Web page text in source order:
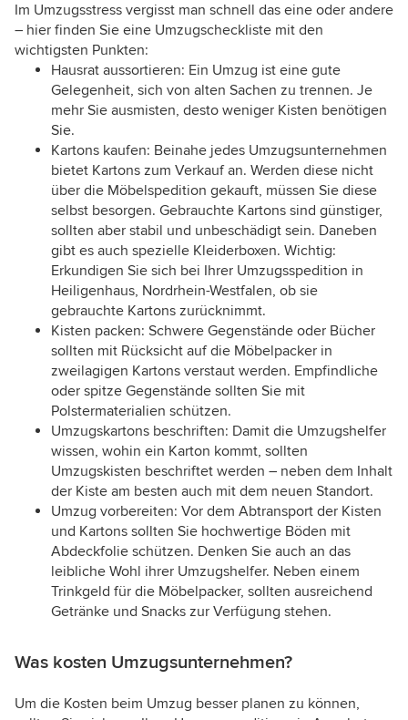
Im Umzugsstress vergisst man schnell das eine oder andere
– hier finden Sie eine Umzugscheckliste mit den
wichtigsten Punkten:
Hausrat aussortieren: Ein Umzug ist eine gute
Gelegenheit, sich von alten Sachen zu trennen. Je
mehr Sie ausmisten, desto weniger Kisten benötigen
Sie.
Kartons kaufen: Beinahe jedes Umzugsunternehmen
bietet Kartons zum Verkauf an. Werden diese nicht
über die Möbelspedition gekauft, müssen Sie diese
selbst besorgen. Gebrauchte Kartons sind günstiger,
sollten aber stabil und unbeschädigt sein. Daneben
gibt es auch spezielle Kleiderboxen. Wichtig:
Erkundigen Sie sich bei Ihrer Umzugsspedition in
Heiligenhaus, Nordrhein-Westfalen, ob sie
gebrauchte Kartons zurücknimmt.
Kisten packen: Schwere Gegenstände oder Bücher
sollten mit Rücksicht auf die Möbelpacker in
zweilagigen Kartons verstaut werden. Empfindliche
oder spitze Gegenstände sollten Sie mit
Polstermaterialien schützen.
Umzugskartons beschriften: Damit die Umzugshelfer
wissen, wohin ein Karton kommt, sollten
Umzugskisten beschriftet werden – neben dem Inhalt
der Kiste am besten auch mit dem neuen Standort.
Umzug vorbereiten: Vor dem Abtransport der Kisten
und Kartons sollten Sie hochwertige Böden mit
Abdeckfolie schützen. Denken Sie auch an das
leibliche Wohl ihrer Umzugshelfer. Neben einem
Trinkgeld für die Möbelpacker, sollten ausreichend
Getränke und Snacks zur Verfügung stehen.
Was kosten Umzugsunternehmen?
Um die Kosten beim Umzug besser planen zu können,